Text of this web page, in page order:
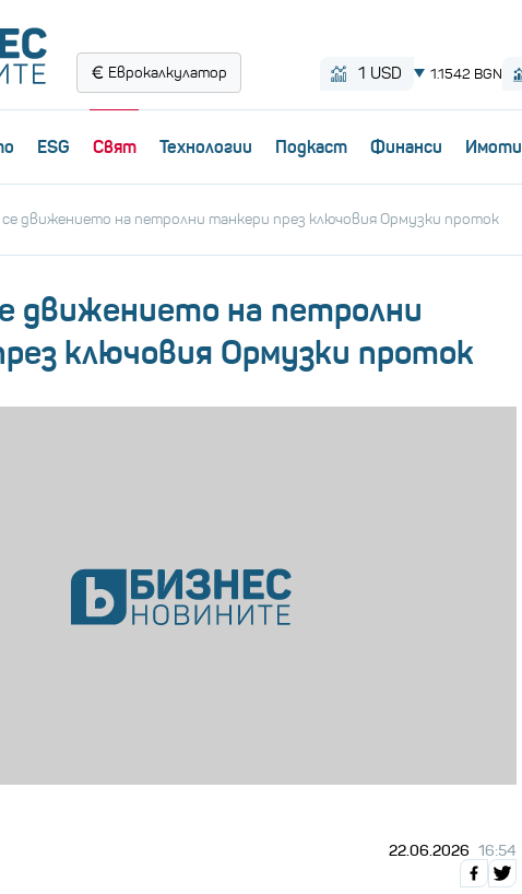
Еврокалкулатор
ESG Свят Технологии Пoдкаст Финанси Имоти
се движението на петролни танкери през ключовия Ормузки проток
движението на петролни
ключовия Ормузки проток
22.06.2026 16:54